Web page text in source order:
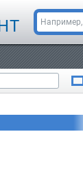
Например,